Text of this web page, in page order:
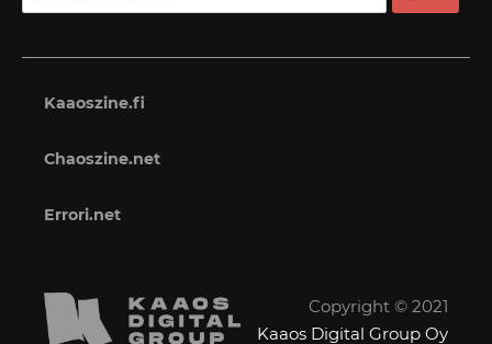
Kaaoszine.fi
Chaoszine.net
Errori.net
Copyright © 2021
Kaaos Digital Group Oy